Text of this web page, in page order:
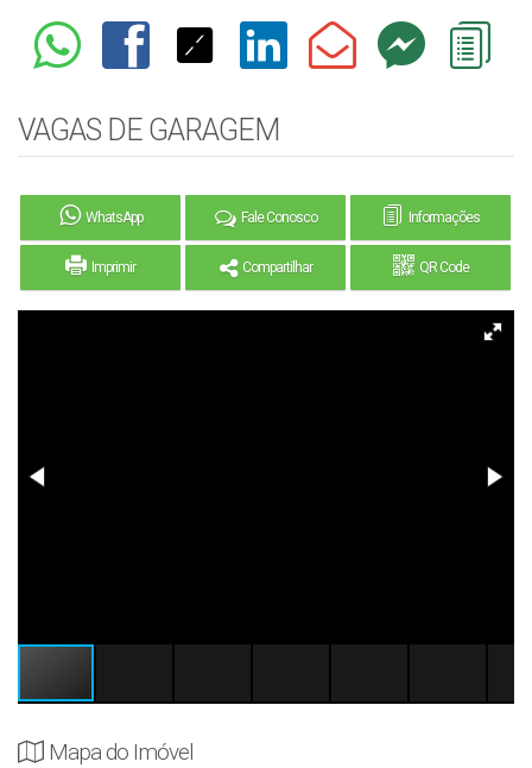
VAGAS DE GARAGEM
WhatsApp Fale Conosco Informações
Imprimir Compartilhar QR Code
Mapa do Imóvel